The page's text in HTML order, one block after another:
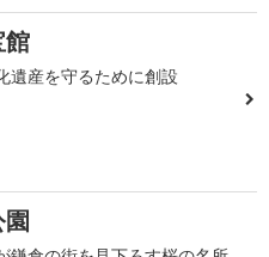
館
遺産を守るために創設